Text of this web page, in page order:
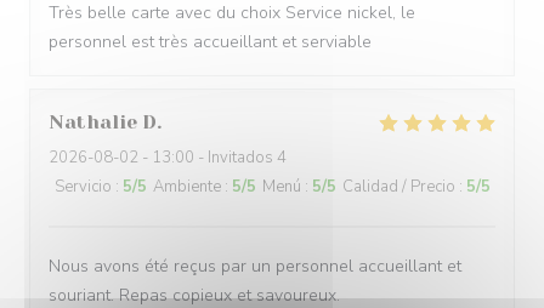
Très belle carte avec du choix Service nickel, le
personnel est très accueillant et serviable
Nathalie D
2026-08-02 - 13:00 - Invitados 4
Servicio : 5/5 Ambiente : 5/5 Menú : 5/5 Calidad / Precio : 5/5
Nous avons été reçus par un personnel accueillant et
souriant. Repas copieux et savoureux.